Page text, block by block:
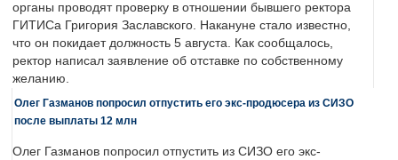
органы проводят проверку в отношении бывшего ректора
ГИТИСа Григория Заславского. Накануне стало известно,
что он покидает должность 5 августа. Как сообщалось,
ректор написал заявление об отставке по собственному
желанию.
Олег Газманов попросил отпустить его экс-продюсера из СИЗО
после выплаты 12 млн
Олег Газманов попросил отпустить из СИЗО его экс-